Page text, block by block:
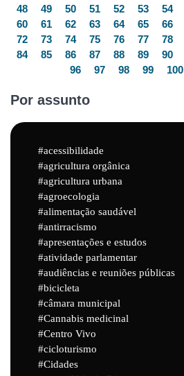
48
49 50 51 52 53 54
60
61 62 63 64 65 66
72
73 74 75 76 77 78
84
85 86 87 88 89 90
96
97 98 99 100
Por assunto
acessibilidade
agricultura orgânica
agricultura urbana
agroecologia
alimentação saudável
antirracismo
apresentações e estudos
atividade parlamentar
audiências e reuniões públicas
bicicleta
câmara municipal
Cannabis medicinal
Centro Vivo
cicloturismo
Cidades